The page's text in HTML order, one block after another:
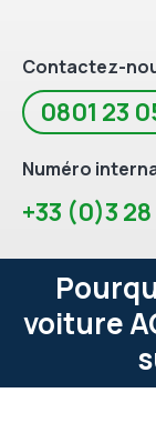
Contactez-
0801 23
Numéro
+33 (0)3
voiture